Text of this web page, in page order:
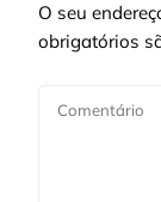
O seu
obrigatórios